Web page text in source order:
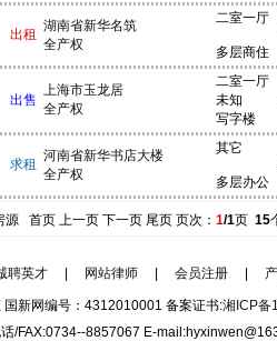
出租
湖南省新华名筑
全产权
二室一厅
多层商住
出售
上海市玉龙居
全产权
二室一厅
未知
写字楼
求租
河南省新华书店大楼
全产权
其它
多层办公
源 首页 上一页 下一页 尾页 页次： 1/1页 15
聘英才 网站律师 会员注册
新网编号：4312010001 备案证书:湘ICP备
/FAX:0734--8857067 E-